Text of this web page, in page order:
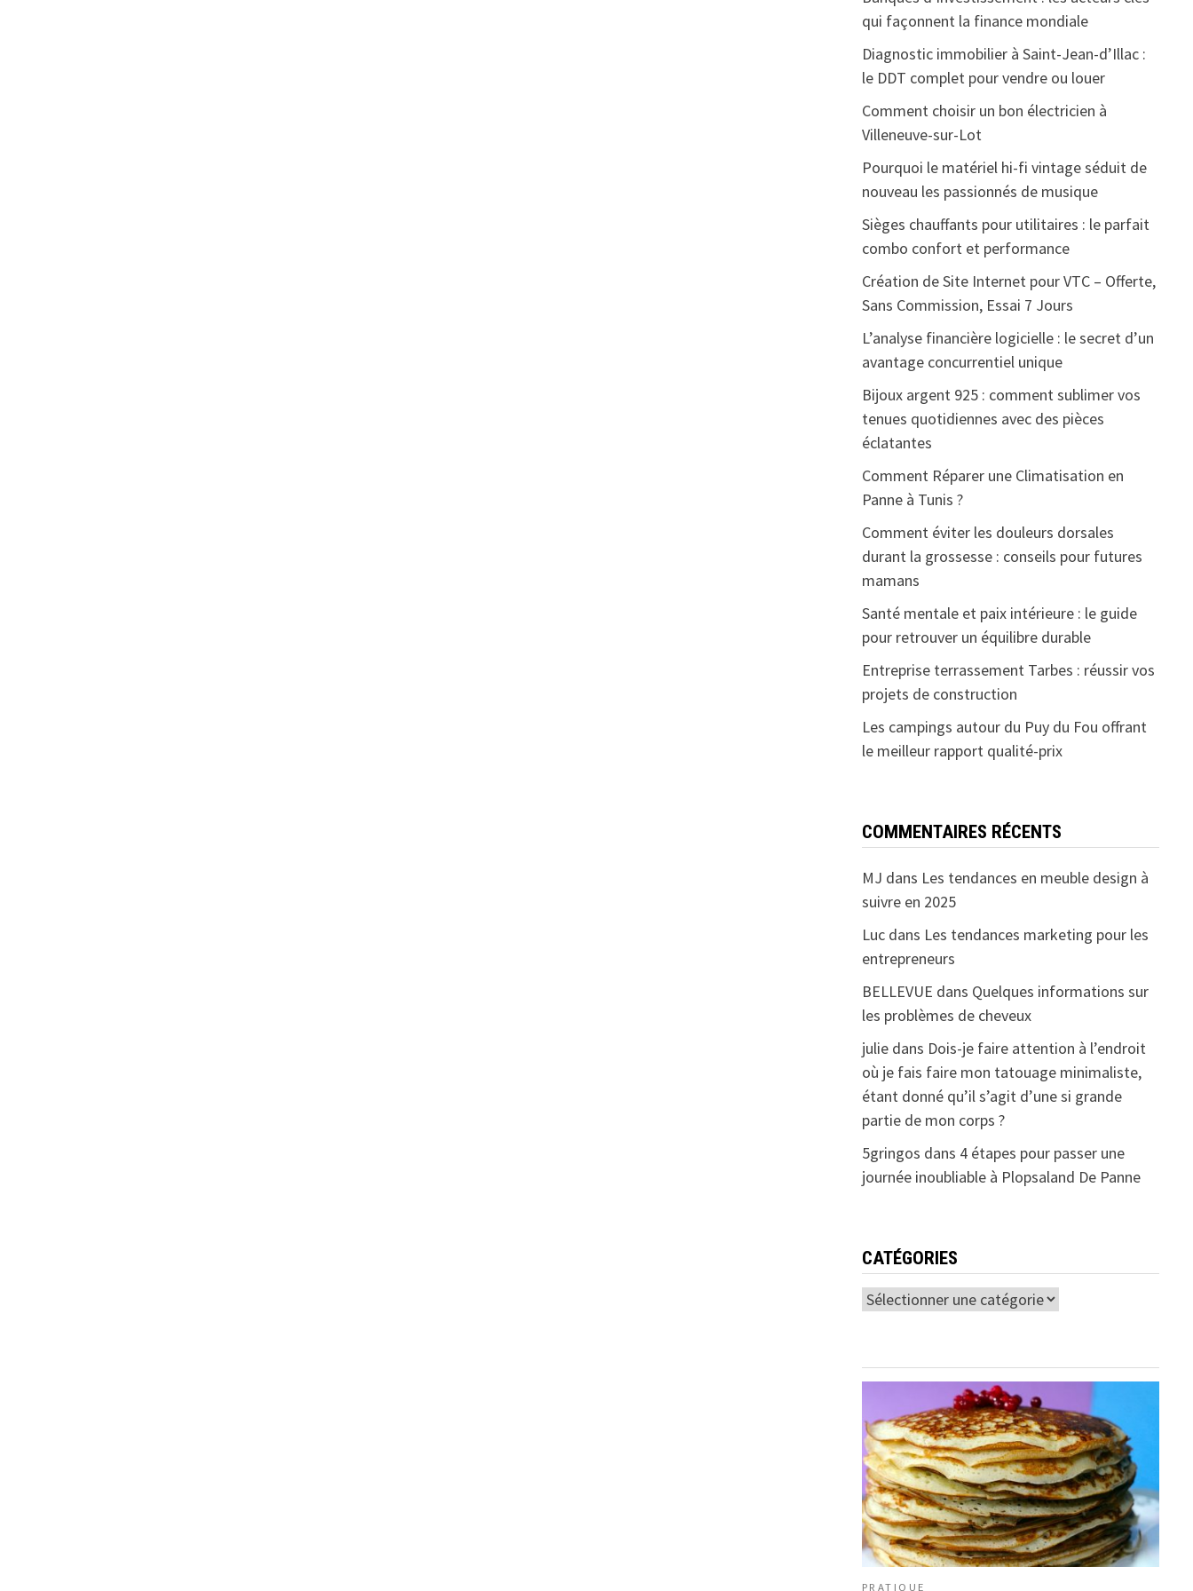
qui façonnent la finance mondiale
Diagnostic immobilier à Saint-Jean-d’Illac :
le DDT complet pour vendre ou louer
Comment choisir un bon électricien à
Villeneuve-sur-Lot
Pourquoi le matériel hi-fi vintage séduit de
nouveau les passionnés de musique
Sièges chauffants pour utilitaires : le parfait
combo confort et performance
Création de Site Internet pour VTC – Offerte,
Sans Commission, Essai 7 Jours
L’analyse financière logicielle : le secret d’un
avantage concurrentiel unique
Bijoux argent 925 : comment sublimer vos
tenues quotidiennes avec des pièces
éclatantes
Comment Réparer une Climatisation en
Panne à Tunis ?
Comment éviter les douleurs dorsales
durant la grossesse : conseils pour futures
mamans
Santé mentale et paix intérieure : le guide
pour retrouver un équilibre durable
Entreprise terrassement Tarbes : réussir vos
projets de construction
Les campings autour du Puy du Fou offrant
le meilleur rapport qualité-prix
COMMENTAIRES RÉCENTS
MJ dans Les tendances en meuble design à
suivre en 2025
Lucdans Les tendances marketing pour les
entrepreneurs
BELLEVUE dans Quelques informations sur
les problèmes de cheveux
juliedans Dois-je faire attention à l’endroit
où je fais faire mon tatouage minimaliste,
étant donné qu’il s’agit d’une si grande
partie de mon corps ?
5gringos dans 4 étapes pour passer une
journée inoubliable à Plopsaland De Panne
CATÉGORIES
Catégories
PRATIQUE